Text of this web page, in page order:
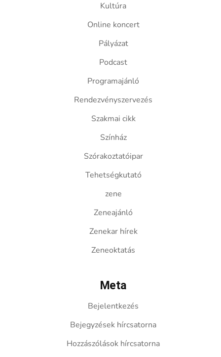
Kultúra
Online koncert
Pályázat
Podcast
Programajánló
Rendezvényszervezés
Szakmai cikk
Színház
Szórakoztatóipar
Tehetségkutató
zene
Zeneajánló
Zenekar hírek
Zeneoktatás
Meta
Bejelentkezés
Bejegyzések hírcsatorna
Hozzászólások hírcsatorna